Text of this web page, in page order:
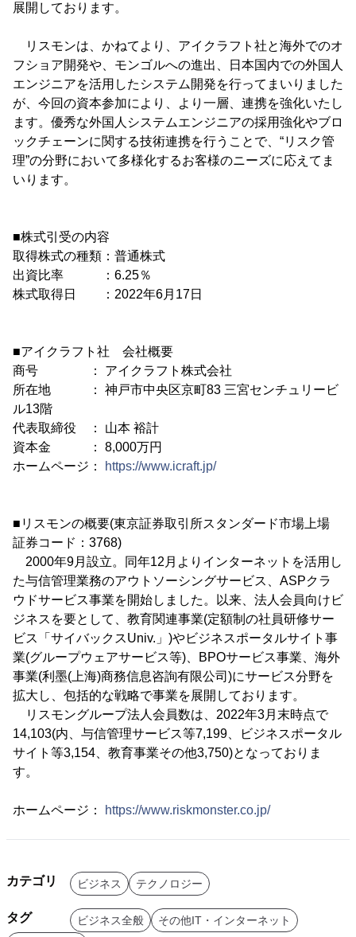
展開しております。
リスモンは、かねてより、アイクラフト社と海外でのオ
フショア開発や、モンゴルへの進出、日本国内での外国人
エンジニアを活用したシステム開発を行ってまいりました
が、今回の資本参加により、より一層、連携を強化いたし
ます。優秀な外国人システムエンジニアの採用強化やブロ
ックチェーンに関する技術連携を行うことで、“リスク管
理”の分野において多様化するお客様のニーズに応えてま
いります。
■株式引受の内容
取得株式の種類：普通株式
出資比率 ：6.25％
株式取得日 ：2022年6月17日
■アイクラフト社 会社概要
商号 ： アイクラフト株式会社
所在地 ： 神戸市中央区京町83 三宮センチュリービ
ル13階
代表取締役 ： 山本 裕計
資本金 ： 8,000万円
ホームページ：
https://www.icraft.jp/
■リスモンの概要(東京証券取引所スタンダード市場上場
証券コード：3768)
2000年9月設立。同年12月よりインターネットを活用し
た与信管理業務のアウトソーシングサービス、ASPクラ
ウドサービス事業を開始しました。以来、法人会員向けビ
ジネスを要として、教育関連事業(定額制の社員研修サー
ビス「サイバックスUniv.」)やビジネスポータルサイト事
業(グループウェアサービス等)、BPOサービス事業、海外
事業(利墨(上海)商務信息咨詢有限公司)にサービス分野を
拡大し、包括的な戦略で事業を展開しております。
リスモングループ法人会員数は、2022年3月末時点で
14,103(内、与信管理サービス等7,199、ビジネスポータル
サイト等3,154、教育事業その他3,750)となっておりま
す。
ホームページ： https://www.riskmonster.co.jp/
カテゴリ ビジネス テクノロジー
タグ ビジネス全般
その他IT・インターネット